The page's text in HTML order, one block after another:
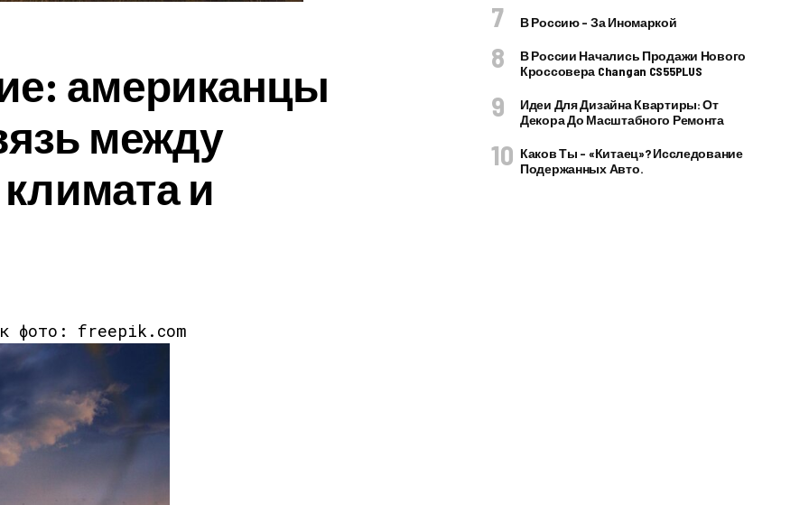
американцы
между
и
фото: freepik.com
В Россию – За Иномаркой
В России Начались Продажи Нового
Кроссовера Changan CS55PLUS
Идеи Для Дизайна Квартиры: От
Декора До Масштабного Ремонта
Каков Ты – «китаец»? Исследование
Подержанных Авто.